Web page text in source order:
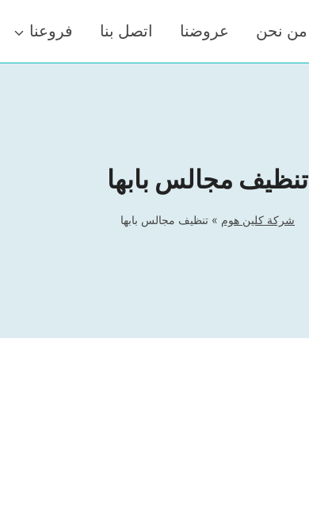
من نحن عروضنا اتصل بنا فروعنا
تنظيف مجالس بابها
شركة كلين هوم » تنظيف مجالس بابها